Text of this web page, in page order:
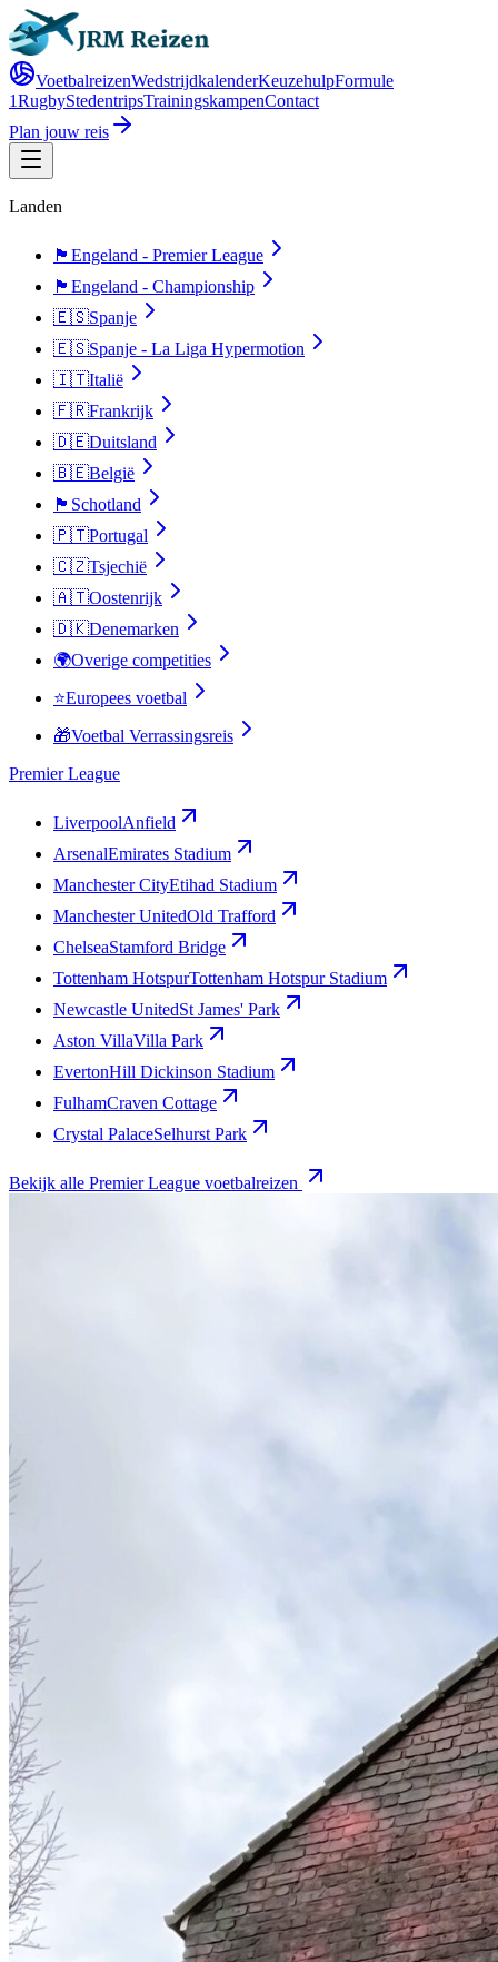
VoetbalreizenWedstrijdkalenderKeuzehulpFormule
1RugbyStedentripsTrainingskampenContact
Plan jouw reis
Landen
🏴󠁧󠁢󠁥󠁮󠁧󠁿 Engeland - Premier League
🏴󠁧󠁢󠁥󠁮󠁧󠁿 Engeland - Championship
🇪🇸Spanje
🇪🇸Spanje - La Liga Hypermotion
🇮🇹Italië
🇫🇷Frankrijk
🇩🇪Duitsland
🇧🇪België
🏴󠁧󠁢󠁳󠁣󠁴󠁿 Schotland
🇵🇹Portugal
🇨🇿Tsjechië
🇦🇹Oostenrijk
🇩🇰Denemarken
🌍Overige competities
⭐Europees voetbal
🎁Voetbal Verrassingsreis
Premier League
LiverpoolAnfield
ArsenalEmirates Stadium
Manchester CityEtihad Stadium
Manchester UnitedOld Trafford
ChelseaStamford Bridge
Tottenham HotspurTottenham Hotspur Stadium
Newcastle UnitedSt James' Park
Aston VillaVilla Park
EvertonHill Dickinson Stadium
FulhamCraven Cottage
Crystal PalaceSelhurst Park
Bekijk alle Premier League voetbalreizen